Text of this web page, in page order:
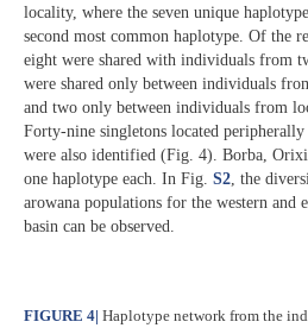
locality, where the seven unique
second most common haplotype. Of the
eight were shared with individuals from
were shared only between individuals
and two only between individuals from
Forty-nine singletons located
were also identified (Fig. 4). Borba,
one haplotype each. In Fig. S2, the
arowana populations for the western and
basin can be observed.
FIGURE 4| Haplotype network from the